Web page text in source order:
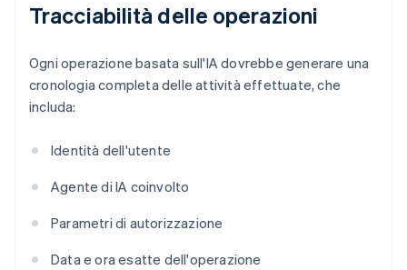
Tracciabilità delle operazioni
Ogni operazione basata sull'IA dovrebbe generare una
cronologia completa delle attività effettuate, che
includa:
Identità dell'utente
Agente di IA coinvolto
Parametri di autorizzazione
Data e ora esatte dell'operazione